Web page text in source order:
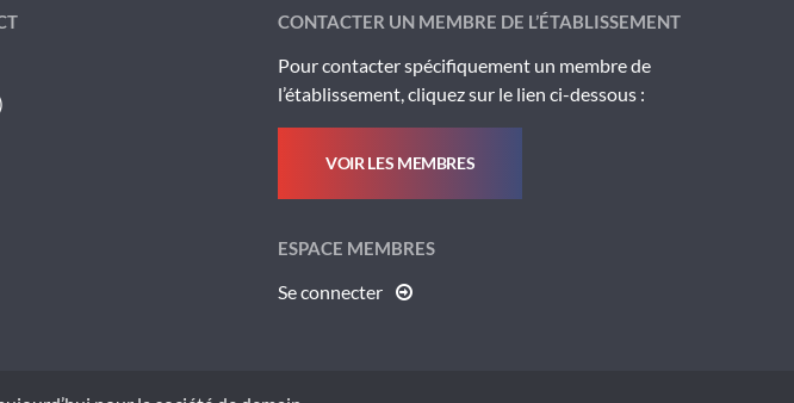
CONTACTER UN MEMBRE DE L’ÉTABLISSEMENT
Pour contacter spécifiquement un membre de
l’établissement, cliquez sur le lien ci-dessous :
VOIR LES MEMBRES
ESPACE MEMBRES
Se connecter